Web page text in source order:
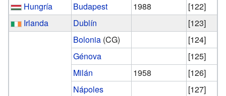
Hungría
Budapest 1988
[122]
Irlanda
Dublín [123]
Bolonia (CG)
[124]
Génova
[125]
Milán
1958
[126]
Nápoles
[127]